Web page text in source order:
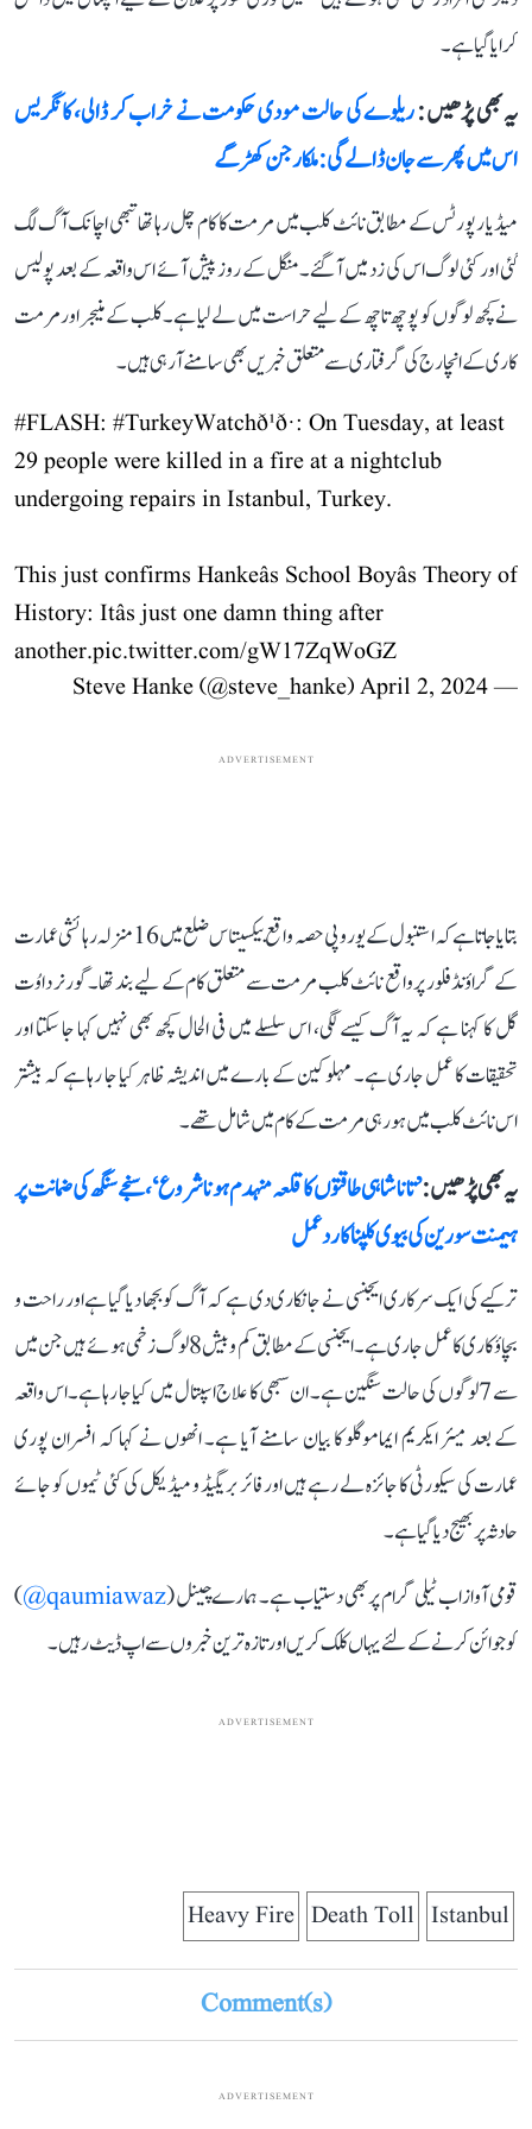
کرایا گیا ہے۔
یہ بھی پڑھیں :ریلوے کی حالت مودی حکومت نے خراب کر ڈالی، کانگریس
اس میں پھر سے جان ڈالے گی: ملکارجن کھڑگے
میڈیا رپورٹس کے مطابق نائٹ کلب میں مرمت کا کام چل رہا تھا تبھی اچانک آگ لگ
گئی اور کئی لوگ اس کی زد میں آ گئے۔ منگل کے روز پیش آئے اس واقعہ کے بعد پولیس
نے کچھ لوگوں کو پوچھ تاچھ کے لیے حراست میں لے لیا ہے۔ کلب کے منیجر اور مرمت
کاری کے انچارج کی گرفتاری سے متعلق خبریں بھی سامنے آ رہی ہیں۔
#FLASH: #TurkeyWatchð¹ð·: On Tuesday, at least
29 people were killed in a fire at a nightclub
undergoing repairs in Istanbul, Turkey.
This just confirms Hankeâs School Boyâs Theory of
History: Itâs just one damn thing after
another.pic.twitter.com/gW17ZqWoGZ
— Steve Hanke (@steve_hanke)
April 2, 2024
ADVERTISEMENT
بتایا جاتا ہے کہ استنبول کے یوروپی حصہ واقع بیکسیتاس ضلع میں 16 منزلہ رہائشی عمارت
کے گراؤنڈ فلور پر واقع نائٹ کلب مرمت سے متعلق کام کے لیے بند تھا۔ گورنر داوُت
گل کا کہنا ہے کہ یہ آگ کیسے لگی، اس سلسلے میں فی الحال کچھ بھی نہیں کہا جا سکتا اور
تحقیقات کا عمل جاری ہے۔ مہلوکین کے بارے میں اندیشہ ظاہر کیا جا رہا ہے کہ بیشتر
اس نائٹ کلب میں ہو رہی مرمت کے کام میں شامل تھے۔
یہ بھی پڑھیں :’تاناشاہی طاقتوں کا قلعہ منہدم ہونا شروع‘، سنجے سنگھ کی ضمانت پر
ہیمنت سورین کی بیوی کلپنا کا رد عمل
ترکیے کی ایک سرکاری ایجنسی نے جانکاری دی ہے کہ آگ کو بجھا دیا گیا ہے اور راحت و
بچاؤ کاری کا عمل جاری ہے۔ ایجنسی کے مطابق کم و بیش 8 لوگ زخمی ہوئے ہیں جن میں
سے 7 لوگوں کی حالت سنگین ہے۔ ان سبھی کا علاج اسپتال میں کیا جا رہا ہے۔ اس واقعہ
کے بعد میئر ایکریم ایماموگلو کا بیان سامنے آیا ہے۔ انھوں نے کہا کہ افسران پوری
عمارت کی سیکورٹی کا جائزہ لے رہے ہیں اور فائر بریگیڈ و میڈیکل کی کئی ٹیموں کو جائے
حادثہ پر بھیج دیا گیا ہے۔
قومی آواز اب ٹیلی گرام پر بھی دستیاب ہے۔ ہمارے چینل (qaumiawaz@
)
کو جوائن کرنے کے لئے یہاں کلک کریں اور تازہ ترین خبروں سے اپ ڈیٹ رہیں۔
ADVERTISEMENT
Istanbul
Death Toll
Heavy Fire
Comment(s)
ADVERTISEMENT